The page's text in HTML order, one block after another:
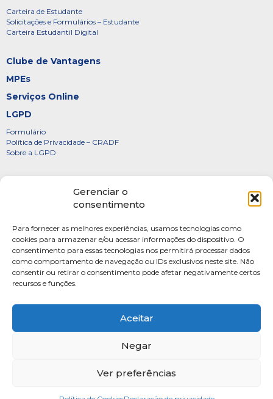
Gerenciar o
consentimento
Para fornecer as melhores experiências, usamos tecnologias como
cookies para armazenar e/ou acessar informações do dispositivo. O
consentimento para essas tecnologias nos permitirá processar dados
como comportamento de navegação ou IDs exclusivos neste site. Não
consentir ou retirar o consentimento pode afetar negativamente certos
recursos e funções.
Aceitar
Negar
Ver preferências
Carteira de Estudante
Solicitações e Formulários – Estudante
Carteira Estudantil Digital
Clube de Vantagens
MPEs
Serviços Online
LGPD
Formulário
Política de Privacidade – CRADF
Sobre a LGPD
Diretoria
FOTOS
Webmail
Artigos
Escritores do Sistema
SAUS Quadra 06, Bloco K, Ed.Belvedere sala 201 Asa Sul Brasilia-DF CEP: 70070-